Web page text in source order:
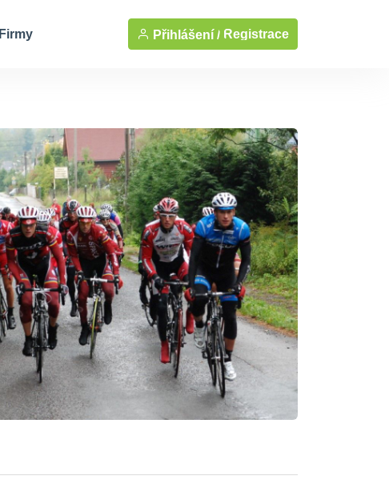
Firmy Přihlášení / Registrace